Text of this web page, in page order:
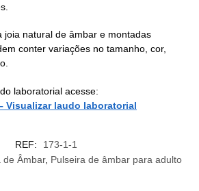
joia natural de âmbar e montadas
conter variações no tamanho, cor,
laboratorial acesse:
Visualizar laudo laboratorial
REF:
173-1-1
de Âmbar, Pulseira de âmbar para adulto